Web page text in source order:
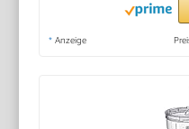
* Anzeige